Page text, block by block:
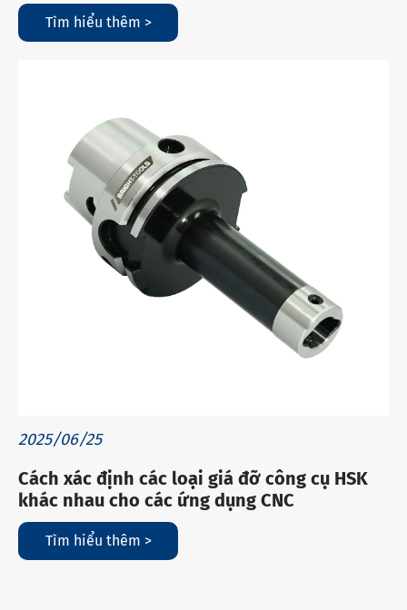
Tìm hiểu thêm >
2025/06/25
Cách xác định các loại giá đỡ công cụ HSK
khác nhau cho các ứng dụng CNC
Tìm hiểu thêm >